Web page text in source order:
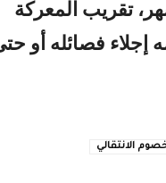
تقريب المعركة
فصائله أو
الانتقالي